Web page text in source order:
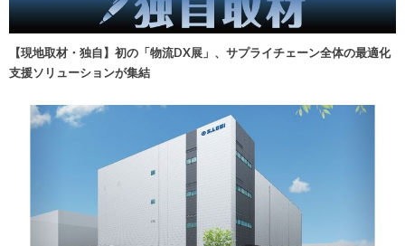
【現地取材・独自】初の「物流DX展」、サプライチェーン全体の最適化
支援ソリューションが集結